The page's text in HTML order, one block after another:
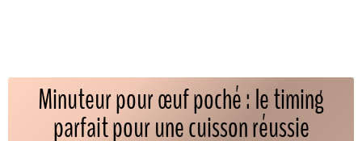
Minuteur pour œuf poché : le timing
parfait pour une cuisson réussie